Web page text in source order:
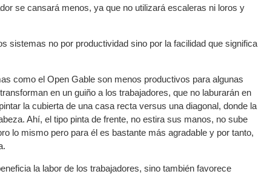
se cansará menos, ya que no utilizará escaleras ni loros y
sistemas no por productividad sino por la facilidad que significa
como el Open Gable son menos productivos para algunas
en un guiño a los trabajadores, que no laburarán en
la cubierta de una casa recta versus una diagonal, donde la
Ahí, el tipo pinta de frente, no estira sus manos, no sube
lo mismo pero para él es bastante más agradable y por tanto,
la labor de los trabajadores, sino también favorece